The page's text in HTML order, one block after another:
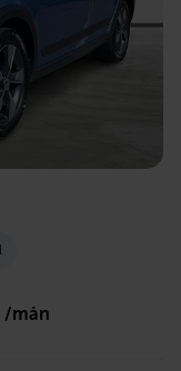
/mån